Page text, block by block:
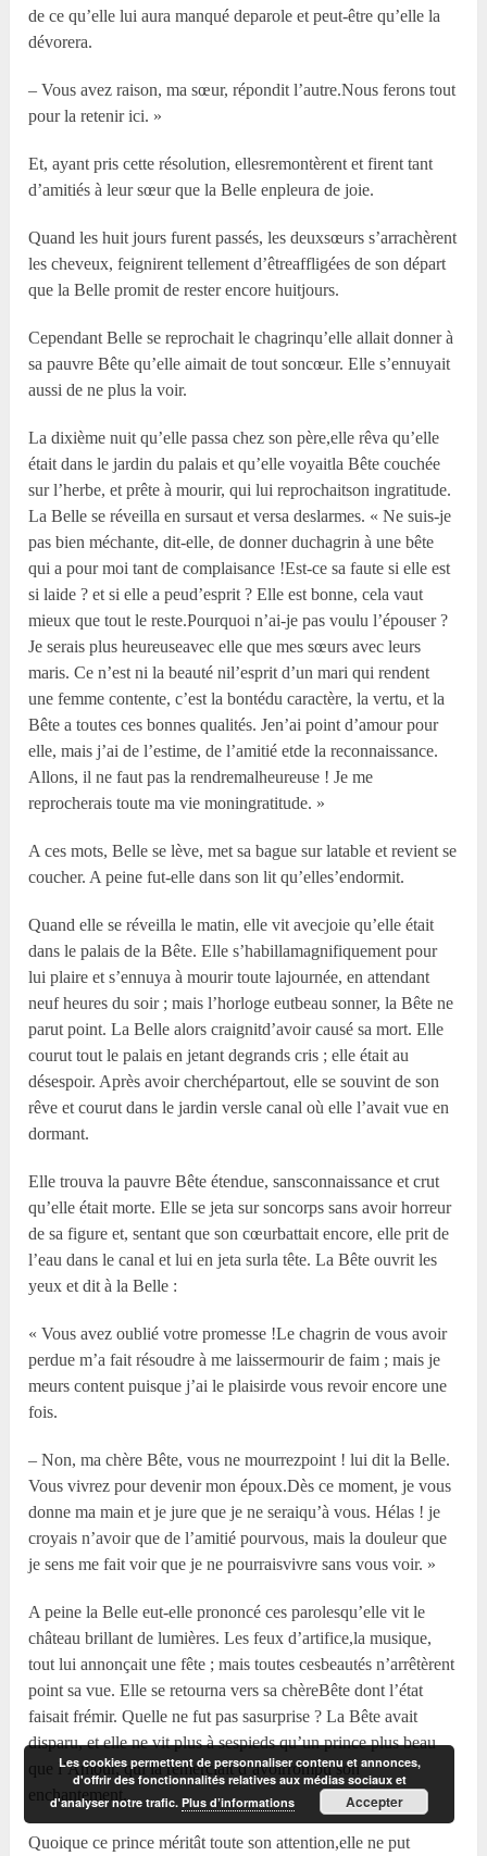
de ce qu’elle lui aura manqué deparole et peut-être qu’elle la
dévorera.
– Vous avez raison, ma sœur, répondit l’autre.Nous ferons tout
pour la retenir ici. »
Et, ayant pris cette résolution, ellesremontèrent et firent tant
d’amitiés à leur sœur que la Belle enpleura de joie.
Quand les huit jours furent passés, les deuxsœurs s’arrachèrent
les cheveux, feignirent tellement d’êtreaffligées de son départ
que la Belle promit de rester encore huitjours.
Cependant Belle se reprochait le chagrinqu’elle allait donner à
sa pauvre Bête qu’elle aimait de tout soncœur. Elle s’ennuyait
aussi de ne plus la voir.
La dixième nuit qu’elle passa chez son père,elle rêva qu’elle
était dans le jardin du palais et qu’elle voyaitla Bête couchée
sur l’herbe, et prête à mourir, qui lui reprochaitson ingratitude.
La Belle se réveilla en sursaut et versa deslarmes. « Ne suis-je
pas bien méchante, dit-elle, de donner duchagrin à une bête
qui a pour moi tant de complaisance !Est-ce sa faute si elle est
si laide ? et si elle a peud’esprit ? Elle est bonne, cela vaut
mieux que tout le reste.Pourquoi n’ai-je pas voulu l’épouser ?
Je serais plus heureuseavec elle que mes sœurs avec leurs
maris. Ce n’est ni la beauté nil’esprit d’un mari qui rendent
une femme contente, c’est la bontédu caractère, la vertu, et la
Bête a toutes ces bonnes qualités. Jen’ai point d’amour pour
elle, mais j’ai de l’estime, de l’amitié etde la reconnaissance.
Allons, il ne faut pas la rendremalheureuse ! Je me
reprocherais toute ma vie moningratitude. »
A ces mots, Belle se lève, met sa bague sur latable et revient se
coucher. A peine fut-elle dans son lit qu’elles’endormit.
Quand elle se réveilla le matin, elle vit avecjoie qu’elle était
dans le palais de la Bête. Elle s’habillamagnifiquement pour
lui plaire et s’ennuya à mourir toute lajournée, en attendant
neuf heures du soir ; mais l’horloge eutbeau sonner, la Bête ne
parut point. La Belle alors craignitd’avoir causé sa mort. Elle
courut tout le palais en jetant degrands cris ; elle était au
désespoir. Après avoir cherchépartout, elle se souvint de son
rêve et courut dans le jardin versle canal où elle l’avait vue en
dormant.
Elle trouva la pauvre Bête étendue, sansconnaissance et crut
qu’elle était morte. Elle se jeta sur soncorps sans avoir horreur
de sa figure et, sentant que son cœurbattait encore, elle prit de
l’eau dans le canal et lui en jeta surla tête. La Bête ouvrit les
yeux et dit à la Belle :
« Vous avez oublié votre promesse !Le chagrin de vous avoir
perdue m’a fait résoudre à me laissermourir de faim ; mais je
meurs content puisque j’ai le plaisirde vous revoir encore une
fois.
– Non, ma chère Bête, vous ne mourrezpoint ! lui dit la Belle.
Vous vivrez pour devenir mon époux.Dès ce moment, je vous
donne ma main et je jure que je ne seraiqu’à vous. Hélas ! je
croyais n’avoir que de l’amitié pourvous, mais la douleur que
je sens me fait voir que je ne pourraisvivre sans vous voir. »
A peine la Belle eut-elle prononcé ces parolesqu’elle vit le
château brillant de lumières. Les feux d’artifice,la musique,
tout lui annonçait une fête ; mais toutes cesbeautés n’arrêtèrent
point sa vue. Elle se retourna vers sa chèreBête dont l’état
faisait frémir. Quelle ne fut pas sasurprise ? La Bête avait
disparu, et elle ne vit plus à sespieds qu’un prince plus beau
que l’Amour, qui la remerciait d’avoirrompu son
enchantement.
Quoique ce prince méritât toute son attention,elle ne put
Les cookies permettent de personnaliser contenu et annonces,
d'offrir des fonctionnalités relatives aux médias sociaux et
d'analyser notre trafic.Plus d’informations Accepter